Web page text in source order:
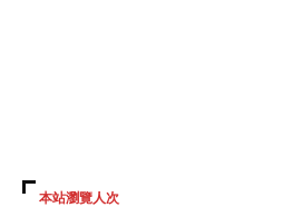
本站瀏覽人次